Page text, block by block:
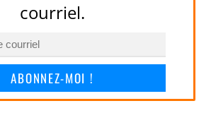
courriel.
ABONNEZ-MOI !